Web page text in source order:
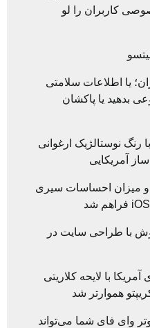
کاربران را لو
یا اطلاعات سلامتی
بدهید یا پاکشان
رونمایی از دوج چارجر ۲۰۲۷ با رنگ نوستالژیک ارغوانی
احساسات سیری
با طراحی سایت در
با لایحه کلاریتی
وای فای شما می‌تواند